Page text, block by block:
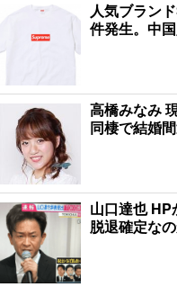
人気ブラン
件発生。中
高橋みなみ
同棲で結婚
山口達也 HP
脱退確定な